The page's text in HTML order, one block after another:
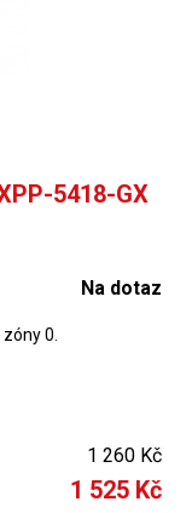
5418-GX
Na dotaz
0.
1 260 Kč
1 525 Kč